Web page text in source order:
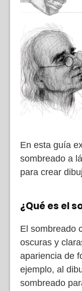
En esta guía
sombreado a
para crear
¿Qué es el
El sombreado
oscuras y
apariencia de
ejemplo, al
sombreado